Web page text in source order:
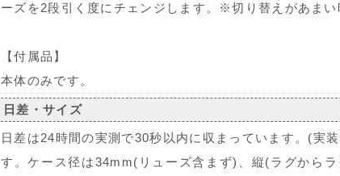
ーズを2段引く度にチェンジします。※切り替えがあまい
【付属品】
本体のみです。
日差・サイズ
日差は24時間の実測で30秒以内に収まっています。(実
す。ケース径は34mm(リューズ含まず)、縦(ラグから